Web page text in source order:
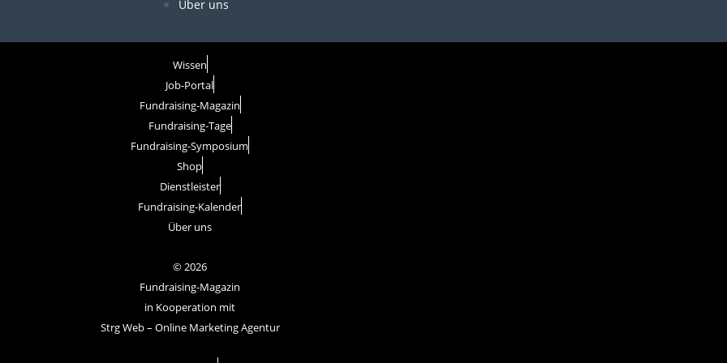
Über uns
Wissen
Job-Portal
Fundraising-Magazin
Fundraising-Tage
Fundraising-Symposium
Shop
Dienstleister
Fundraising-Kalender
Über uns
© 2026
Fundraising-Magazin
in Kooperation mit
Strg Web – Online Marketing Agentur